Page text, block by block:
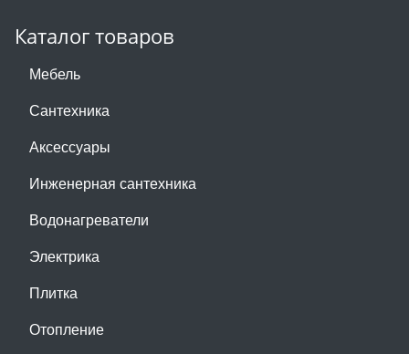
Каталог товаров
Мебель
Сантехника
Аксессуары
Инженерная сантехника
Водонагреватели
Электрика
Плитка
Отопление